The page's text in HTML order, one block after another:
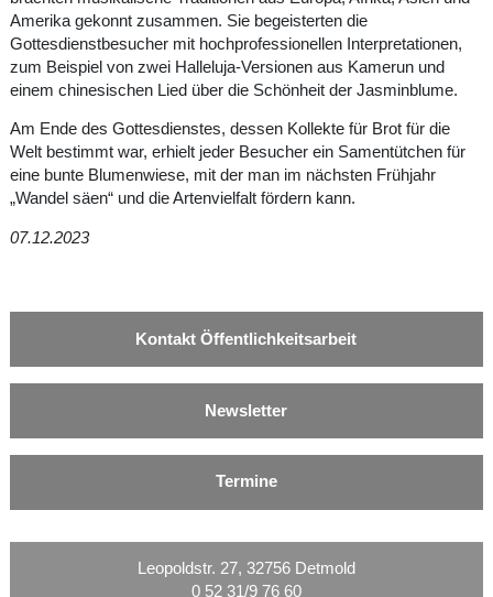
Amerika gekonnt zusammen. Sie begeisterten die
Gottesdienstbesucher mit hochprofessionellen Interpretationen,
zum Beispiel von zwei Halleluja-Versionen aus Kamerun und
einem chinesischen Lied über die Schönheit der Jasminblume.
Am Ende des Gottesdienstes, dessen Kollekte für Brot für die
Welt bestimmt war, erhielt jeder Besucher ein Samentütchen für
eine bunte Blumenwiese, mit der man im nächsten Frühjahr
„Wandel säen“ und die Artenvielfalt fördern kann.
07.12.2023
Kontakt Öffentlichkeitsarbeit
Newsletter
Termine
Leopoldstr. 27, 32756 Detmold
0 52 31/9 76 60